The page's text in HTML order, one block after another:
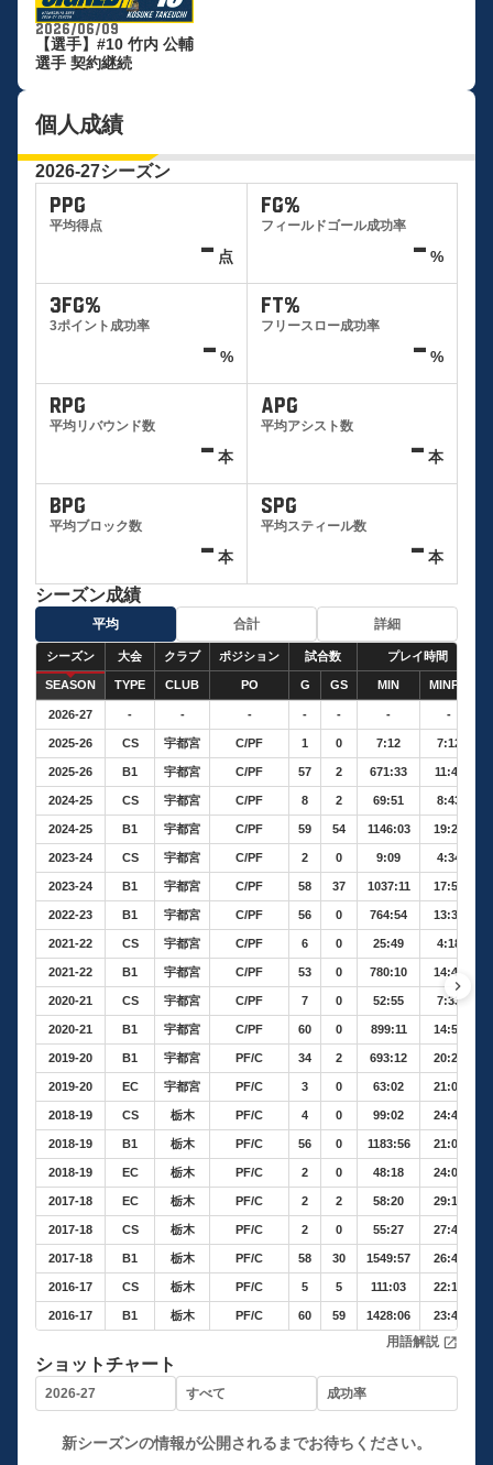
2026/06/09
【選手】#10 竹内 公輔
選手 契約継続
個人成績
2026-27シーズン
PPG
平均得点
- 点
FG%
フィールドゴール成功率
- %
3FG%
3ポイント成功率
- %
FT%
フリースロー成功率
- %
RPG
平均リバウンド数
- 本
APG
平均アシスト数
- 本
BPG
平均ブロック数
- 本
SPG
平均スティール数
- 本
シーズン成績
平均 合計 詳細
シーズン 大会 クラブ ポジション 試合数 プレイ時間
SEASON TYPE CLUB PO G GS MIN MINPG
2026-27 - - - - - - -
2025-26 CS 宇都宮 C/PF 1 0 7:12 7:12
2025-26 B1 宇都宮 C/PF 57 2 671:33 11:46
2024-25 CS 宇都宮 C/PF 8 2 69:51 8:43
2024-25 B1 宇都宮 C/PF 59 54 1146:03 19:25
2023-24 CS 宇都宮 C/PF 2 0 9:09 4:34
2023-24 B1 宇都宮 C/PF 58 37 1037:11 17:52
2022-23 B1 宇都宮 C/PF 56 0 764:54 13:39
2021-22 CS 宇都宮 C/PF 6 0 25:49 4:18
2021-22 B1 宇都宮 C/PF 53 0 780:10 14:43
2020-21 CS 宇都宮 C/PF 7 0 52:55 7:33
2020-21 B1 宇都宮 C/PF 60 0 899:11 14:59
2019-20 B1 宇都宮 PF/C 34 2 693:12 20:23
2019-20 EC 宇都宮 PF/C 3 0 63:02 21:00
2018-19 CS 栃木 PF/C 4 0 99:02 24:45
2018-19 B1 栃木 PF/C 56 0 1183:56 21:08
2018-19 EC 栃木 PF/C 2 0 48:18 24:09
2017-18 EC 栃木 PF/C 2 2 58:20 29:10
2017-18 CS 栃木 PF/C 2 0 55:27 27:43
2017-18 B1 栃木 PF/C 58 30 1549:57 26:43
2016-17 CS 栃木 PF/C 5 5 111:03 22:12
2016-17 B1 栃木 PF/C 60 59 1428:06 23:48
keyboard_arrow_right
用語解説 open_in_new
ショットチャート
新シーズンの情報が公開されるまでお待ちください。